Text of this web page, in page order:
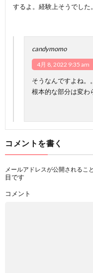
するよ。経験上そうでした。
candymomo
4月 8, 2022 9:35 am
そうなんですよね。。
根本的な部分は変わ
コメントを書く
メールアドレスが公開されるこ
目です
コメント